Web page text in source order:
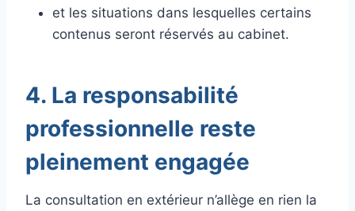
et les situations dans lesquelles certains
contenus seront réservés au cabinet.
4. La responsabilité
professionnelle reste
pleinement engagée
La consultation en extérieur n’allège en rien la